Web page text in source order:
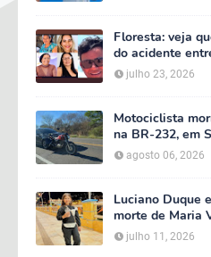
Floresta: veja
do acidente
na PE-360
julho 23, 2026
Motociclista
na BR-232, em
agosto 06, 2026
Luciano Duque
morte de Maria
decreta luto
Talhada
julho 11, 2026